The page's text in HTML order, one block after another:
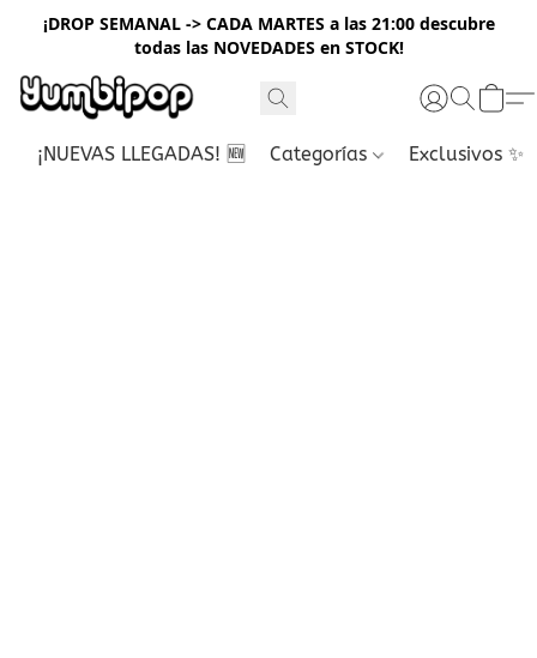
¡DROP SEMANAL -> CADA MARTES a las 21:00 descubre
todas las NOVEDADES en STOCK!
¡NUEVAS LLEGADAS! 🆕 Categorías Exclusivos ✨